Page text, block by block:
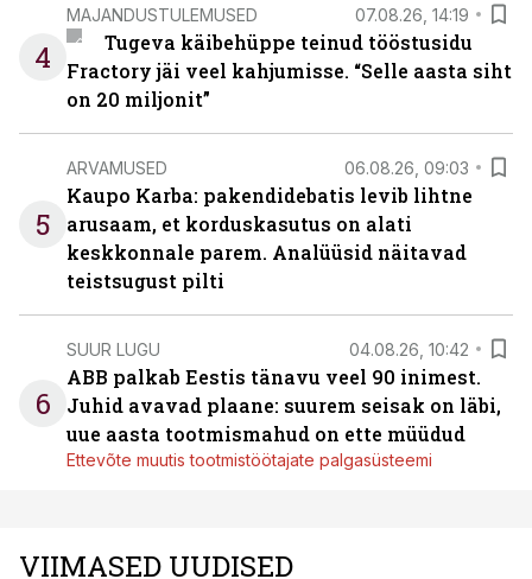
4
MAJANDUSTULEMUSED 07.08.26, 14:19
Tugeva käibehüppe teinud tööstusidu
Fractory jäi veel kahjumisse. “Selle aasta siht
on 20 miljonit”
5
ARVAMUSED 06.08.26, 09:03
Kaupo Karba: pakendidebatis levib lihtne
arusaam, et korduskasutus on alati
keskkonnale parem. Analüüsid näitavad
teistsugust pilti
6
SUUR LUGU 04.08.26, 10:42
ABB palkab Eestis tänavu veel 90 inimest.
Juhid avavad plaane: suurem seisak on läbi,
uue aasta tootmismahud on ette müüdud
Ettevõte muutis tootmistöötajate palgasüsteemi
VIIMASED UUDISED